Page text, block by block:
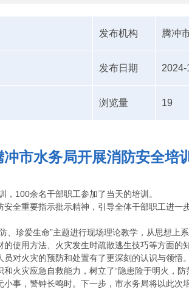
发布机构 腾冲
发布日期 2024-
浏览量 19
冲市水务局开展消防安全培训
100余名干部职工参加了当天的培训。
全重要指示批示精神，引导全体干部职工进
、珍爱生命”主题进行现场理论教学，从思想上
使用方法、火灾发生时疏散逃生技巧等方面
对火灾的预防和处置有了更深刻的认识与领悟。
火灾应急自救能力，树立了“隐患险于明火，
事，警钟长鸣时。下一步，市水务局将以此次